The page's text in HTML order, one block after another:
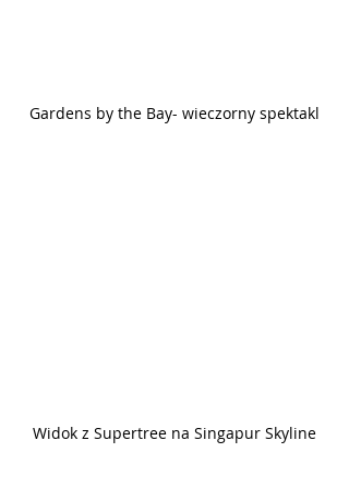
Gardens by the Bay- wieczorny spektakl
Widok z Supertree na Singapur Skyline